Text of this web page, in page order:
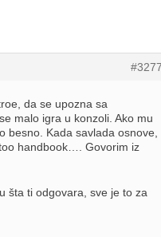
da se upozna sa
malo igra u konzoli. Ako mu
besno. Kada savlada osnove,
handbook…. Govorim iz
šta ti odgovara, sve je to za